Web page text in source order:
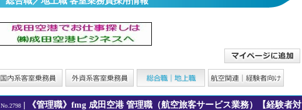
No.2798 | 《管理職》fmg 成田空港 管理職（航空旅客サービス業務）【経験者対